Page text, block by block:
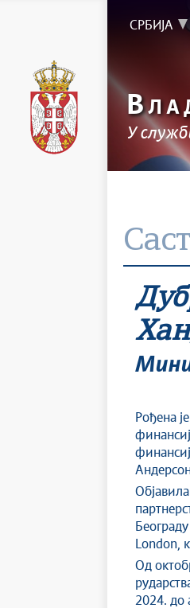
СРБИЈА
В
У
Рођена
London,
Од
2024. до